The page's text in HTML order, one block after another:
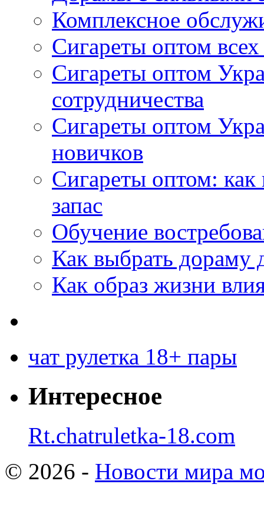
Комплексное
Сигареты оптом
Сигареты оптом
сотрудничества
Сигареты оптом
новичков
Сигареты оптом:
запас
Обучение
Как выбрать дораму
Как образ жизни
чат рулетка 18+ пары
Интересное
Rt.chatruletka-18.com
© 2026 - Новости мира